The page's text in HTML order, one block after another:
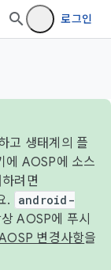
로그인
고 생태계의 플
에 AOSP에 소스
려면
.
android-
AOSP에 푸시
변경사항을